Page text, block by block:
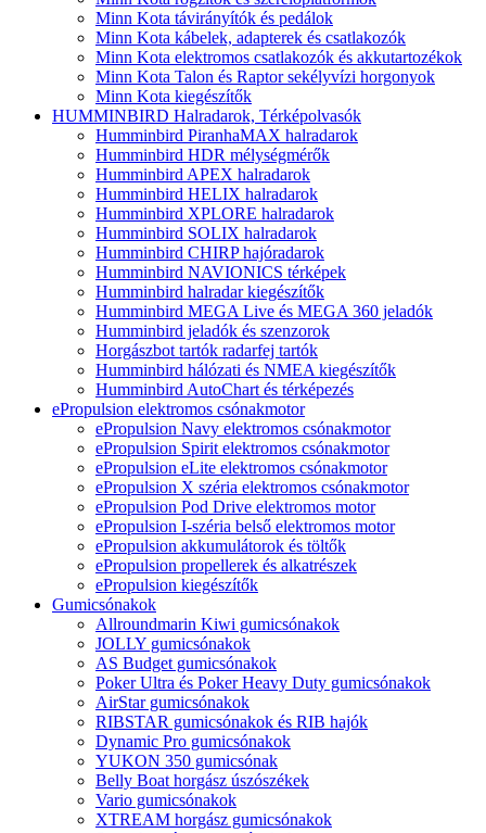
Minn Kota távirányítók és pedálok
Minn Kota kábelek, adapterek és csatlakozók
Minn Kota elektromos csatlakozók és akkutartozékok
Minn Kota Talon és Raptor sekélyvízi horgonyok
Minn Kota kiegészítők
HUMMINBIRD Halradarok, Térképolvasók
Humminbird PiranhaMAX halradarok
Humminbird HDR mélységmérők
Humminbird APEX halradarok
Humminbird HELIX halradarok
Humminbird XPLORE halradarok
Humminbird SOLIX halradarok
Humminbird CHIRP hajóradarok
Humminbird NAVIONICS térképek
Humminbird halradar kiegészítők
Humminbird MEGA Live és MEGA 360 jeladók
Humminbird jeladók és szenzorok
Horgászbot tartók radarfej tartók
Humminbird hálózati és NMEA kiegészítők
Humminbird AutoChart és térképezés
ePropulsion elektromos csónakmotor
ePropulsion Navy elektromos csónakmotor
ePropulsion Spirit elektromos csónakmotor
ePropulsion eLite elektromos csónakmotor
ePropulsion X széria elektromos csónakmotor
ePropulsion Pod Drive elektromos motor
ePropulsion I-széria belső elektromos motor
ePropulsion akkumulátorok és töltők
ePropulsion propellerek és alkatrészek
ePropulsion kiegészítők
Gumicsónakok
Allroundmarin Kiwi gumicsónakok
JOLLY gumicsónakok
AS Budget gumicsónakok
Poker Ultra és Poker Heavy Duty gumicsónakok
AirStar gumicsónakok
RIBSTAR gumicsónakok és RIB hajók
Dynamic Pro gumicsónakok
YUKON 350 gumicsónak
Belly Boat horgász úszószékek
Vario gumicsónakok
XTREAM horgász gumicsónakok